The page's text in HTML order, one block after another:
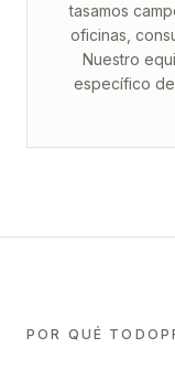
tasamos
oficinas,
Nuestro
específico
POR QUÉ